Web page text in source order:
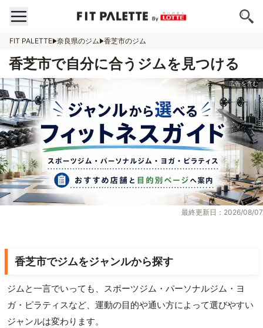
FIT PALETTE 奈良県のジム 香芝市のジム
香芝市で自分に合うジムを見つける
最終更新日：2026/08/07
香芝市でジムをジャンルから探す
ジムと一言でいっても、スポーツジム・パーソナルジム・ヨ
ガ・ピラティスなど、運動の目的や通い方によって選びやすい
ジャンルは変わります。